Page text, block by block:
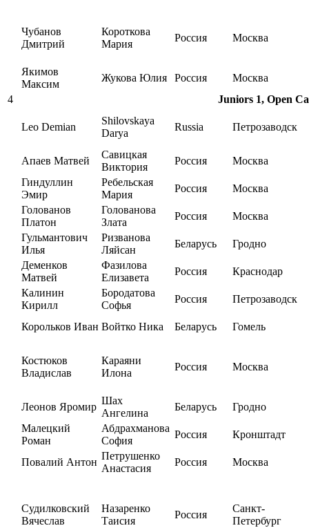
Чубанов
Дмитрий
Короткова
Мария
Россия Москва
Якимов
Максим
Жукова Юлия Россия
Москва
4
Juniors 1, Open
Leo Demian
Shilovskaya
Darya
Russia Петрозаводск
Апаев Матвей
Савицкая
Виктория
Россия
Москва
Гиндуллин
Эмир
Ребельская
Мария
Россия
Москва
Голованов
Платон
Голованова
Злата
Россия
Москва
Гульмантович
Илья
Ризванова
Ляйсан
Беларусь
Гродно
Деменков
Матвей
Фазилова
Елизавета
Россия
Краснодар
Калинин
Кирилл
Бородатова
Софья
Россия Петрозаводск
Корольков Иван Войтко Ника Беларусь Гомель
Костюков
Владислав
Караяни
Илона
Россия Москва
Леонов Яромир
Шах
Ангелина
Беларусь
Гродно
Малецкий
Роман
Абдрахманова
София
Россия Кронштадт
Повалий Антон
Петрушенко
Анастасия
Россия Москва
Судилковский
Вячеслав
Назаренко
Таисия
Россия
Санкт-
Петербург